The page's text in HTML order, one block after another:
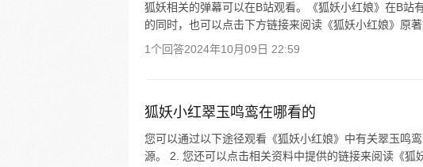
狐妖相关的弹幕可以在B站观看。《狐妖小红娘》在B站
的同时，也可以点击下方链接来阅读《狐妖小红娘》原著
1个回答2024年10月09日 22:59
狐妖小红翠玉鸣鸾在哪看的
您可以通过以下途径观看《狐妖小红娘》中有关翠玉鸣
源。 2. 您还可以点击相关资料中提供的链接来阅读《狐